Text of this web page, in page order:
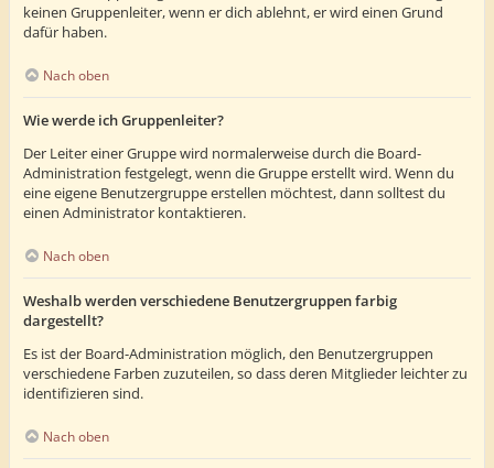
keinen Gruppenleiter, wenn er dich ablehnt, er wird einen Grund
dafür haben.
Nach oben
Wie werde ich Gruppenleiter?
Der Leiter einer Gruppe wird normalerweise durch die Board-
Administration festgelegt, wenn die Gruppe erstellt wird. Wenn du
eine eigene Benutzergruppe erstellen möchtest, dann solltest du
einen Administrator kontaktieren.
Nach oben
Weshalb werden verschiedene Benutzergruppen farbig
dargestellt?
Es ist der Board-Administration möglich, den Benutzergruppen
verschiedene Farben zuzuteilen, so dass deren Mitglieder leichter zu
identifizieren sind.
Nach oben